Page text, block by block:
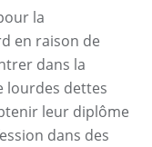
la
en raison de
dans la
lourdes dettes
leur diplôme
dans des